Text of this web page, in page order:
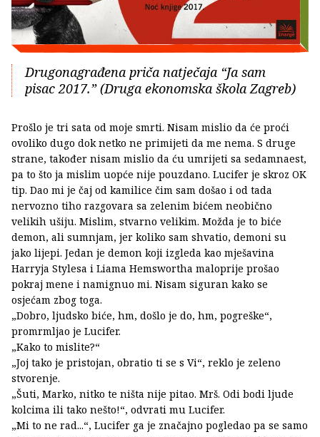
Drugonagrađena priča natječaja “Ja sam
pisac 2017.” (Druga ekonomska škola Zagreb)
Prošlo je tri sata od moje smrti. Nisam mislio da će proći
ovoliko dugo dok netko ne primijeti da me nema. S druge
strane, također nisam mislio da ću umrijeti sa sedamnaest,
pa to što ja mislim uopće nije pouzdano. Lucifer je skroz OK
tip. Dao mi je čaj od kamilice čim sam došao i od tada
nervozno tiho razgovara sa zelenim bićem neobično
velikih ušiju. Mislim, stvarno velikim. Možda je to biće
demon, ali sumnjam, jer koliko sam shvatio, demoni su
jako lijepi. Jedan je demon koji izgleda kao mješavina
Harryja Stylesa i Liama Hemswortha maloprije prošao
pokraj mene i namignuo mi. Nisam siguran kako se
osjećam zbog toga.
„Dobro, ljudsko biće, hm, došlo je do, hm, pogreške“,
promrmljao je Lucifer.
„Kako to mislite?“
„Joj tako je pristojan, obratio ti se s Vi“, reklo je zeleno
stvorenje.
„Šuti, Marko, nitko te ništa nije pitao. Mrš. Odi bodi ljude
kolcima ili tako nešto!“, odvrati mu Lucifer.
„Mi to ne rad...“, Lucifer ga je značajno pogledao pa se samo